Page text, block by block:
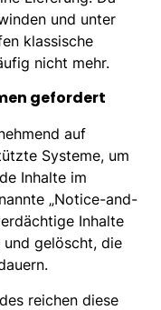
und unter
klassische
nicht mehr.
gefordert
auf
Systeme, um
Inhalte im
„Notice-and-
Inhalte
gelöscht, die
reichen diese